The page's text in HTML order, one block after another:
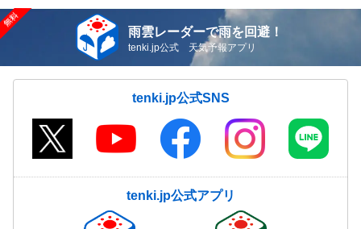
雨雲レーダーで雨を回避！
tenki.jp公式 天気予報アプリ
tenki.jp公式SNS
tenki.jp公式アプリ